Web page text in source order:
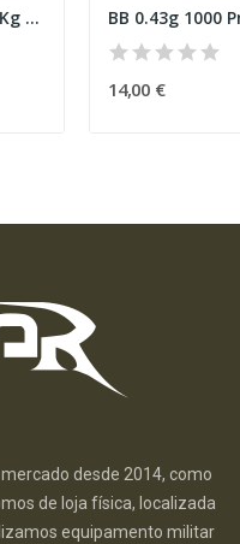
BB's Tracer 0,25g Green 1Kg [BLS]
14,00 €
desde 2014, como
de loja física, localizada
equipamento militar